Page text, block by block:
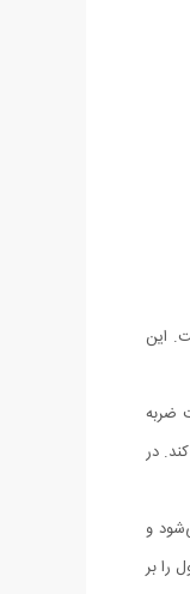
این
است. جهت ضربه
در
و
را بر